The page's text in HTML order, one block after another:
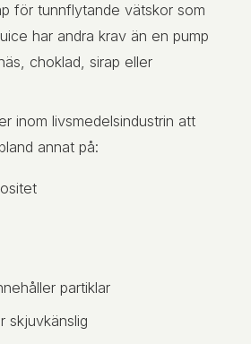
för tunnflytande vätskor som
har andra krav än en pump
choklad, sirap eller
inom livsmedelsindustrin att
annat på:
partiklar
skjuvkänslig